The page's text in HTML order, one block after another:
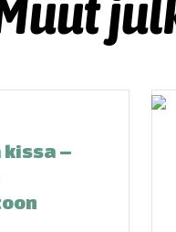
kissa –